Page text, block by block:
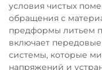
условия чистых
обращения с
предформы литьем
включает
системы, которые
напряжений и